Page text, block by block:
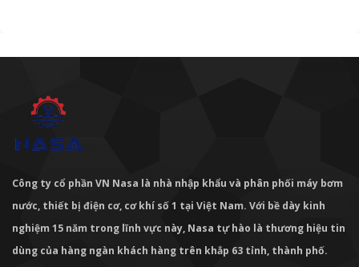
Công ty cổ phần VN Nasa là nhà nhập khẩu và phân phối máy bơm
nước, thiết bị điện cơ, cơ khí số 1 tại Việt Nam. Với bề dày kinh
nghiệm 15 năm trong lĩnh vực này, Nasa tự hào là thương hiệu tin
dùng của hàng ngàn khách hàng trên khắp 63 tỉnh, thành phố.